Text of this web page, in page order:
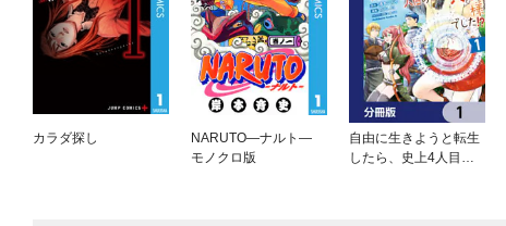
カラダ探し
NARUTO—ナルト—
モノクロ版
自由に生きようと転生
したら、史上4人目の